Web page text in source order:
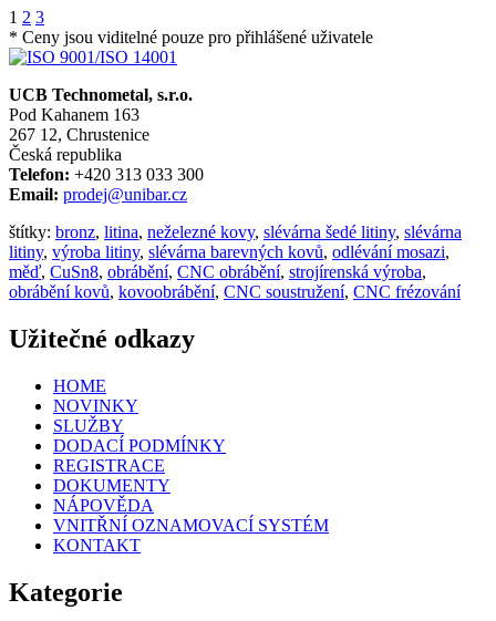
1 2 3
* Ceny jsou viditelné pouze pro přihlášené uživatele
UCB Technometal, s.r.o.
Pod Kahanem 163
267 12, Chrustenice
Česká republika
Telefon: +420 313 033 300
Email: prodej@unibar.cz
štítky: bronz, litina, neželezné kovy, slévárna šedé litiny, slévárna
litiny, výroba litiny, slévárna barevných kovů, odlévání mosazi,
měď, CuSn8, obrábění, CNC obrábění, strojírenská výroba,
obrábění kovů, kovoobrábění, CNC soustružení, CNC frézování
Užitečné odkazy
HOME
NOVINKY
SLUŽBY
DODACÍ PODMÍNKY
REGISTRACE
DOKUMENTY
NÁPOVĚDA
VNITŘNÍ OZNAMOVACÍ SYSTÉM
KONTAKT
Kategorie